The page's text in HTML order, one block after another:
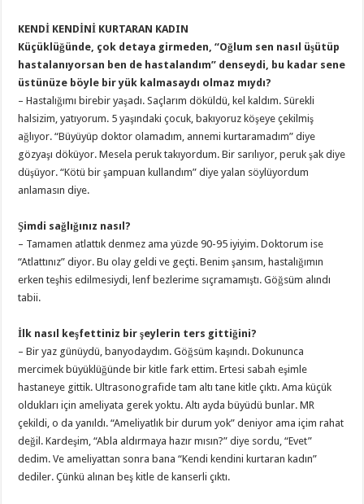
KENDİ KENDİNİ KURTARAN KADIN
Küçüklüğünde, çok detaya girmeden, “Oğlum sen nasıl üşütüp
hastalanıyorsan ben de hastalandım” denseydi, bu kadar sene
üstünüze böyle bir yük kalmasaydı olmaz mıydı?
– Hastalığımı birebir yaşadı. Saçlarım döküldü, kel kaldım. Sürekli
halsizim, yatıyorum. 5 yaşındaki çocuk, bakıyoruz köşeye çekilmiş
ağlıyor. “Büyüyüp doktor olamadım, annemi kurtaramadım” diye
gözyaşı döküyor. Mesela peruk takıyordum. Bir sarılıyor, peruk şak diye
düşüyor. “Kötü bir şampuan kullandım” diye yalan söylüyordum
anlamasın diye.
Şimdi sağlığınız nasıl?
– Tamamen atlattık denmez ama yüzde 90-95 iyiyim. Doktorum ise
“Atlattınız” diyor. Bu olay geldi ve geçti. Benim şansım, hastalığımın
erken teşhis edilmesiydi, lenf bezlerime sıçramamıştı. Göğsüm alındı
tabii.
İlk nasıl keşfettiniz bir şeylerin ters gittiğini?
– Bir yaz günüydü, banyodaydım. Göğsüm kaşındı. Dokununca
mercimek büyüklüğünde bir kitle fark ettim. Ertesi sabah eşimle
hastaneye gittik. Ultrasonografide tam altı tane kitle çıktı. Ama küçük
oldukları için ameliyata gerek yoktu. Altı ayda büyüdü bunlar. MR
çekildi, o da yanıldı. “Ameliyatlık bir durum yok” deniyor ama içim rahat
değil. Kardeşim, “Abla aldırmaya hazır mısın?” diye sordu, “Evet”
dedim. Ve ameliyattan sonra bana “Kendi kendini kurtaran kadın”
dediler. Çünkü alınan beş kitle de kanserli çıktı.